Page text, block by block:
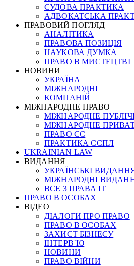
СУДОВА ПРАКТИКА
АДВОКАТСЬКА
ПРАВОВИЙ ПОГЛЯД
АНАЛІТИКА
ПРАВОВА ПОЗИЦІЯ
НАУКОВА ДУМКА
ПРАВО В МИСТЕЦТВІ
НОВИНИ
УКРАЇНА
МІЖНАРОДНІ
КОМПАНІЙ
МІЖНАРОДНЕ ПРАВО
МІЖНАРОДНЕ
МІЖНАРОДНЕ
ПРАВО ЄС
ПРАКТИКА ЄСПЛ
UKRAINIAN LAW
ВИДАННЯ
УКРАЇНСЬКІ
МІЖНАРОДНІ
ВСЕ З ПРАВА ІТ
ПРАВО В ОСОБАХ
ВІДЕО
ДІАЛОГИ ПРО ПРАВО
ПРАВО В ОСОБАХ
ЗАХИСТ БІЗНЕСУ
ІНТЕРВ`Ю
НОВИНИ
ПРАВО ВІЙНИ